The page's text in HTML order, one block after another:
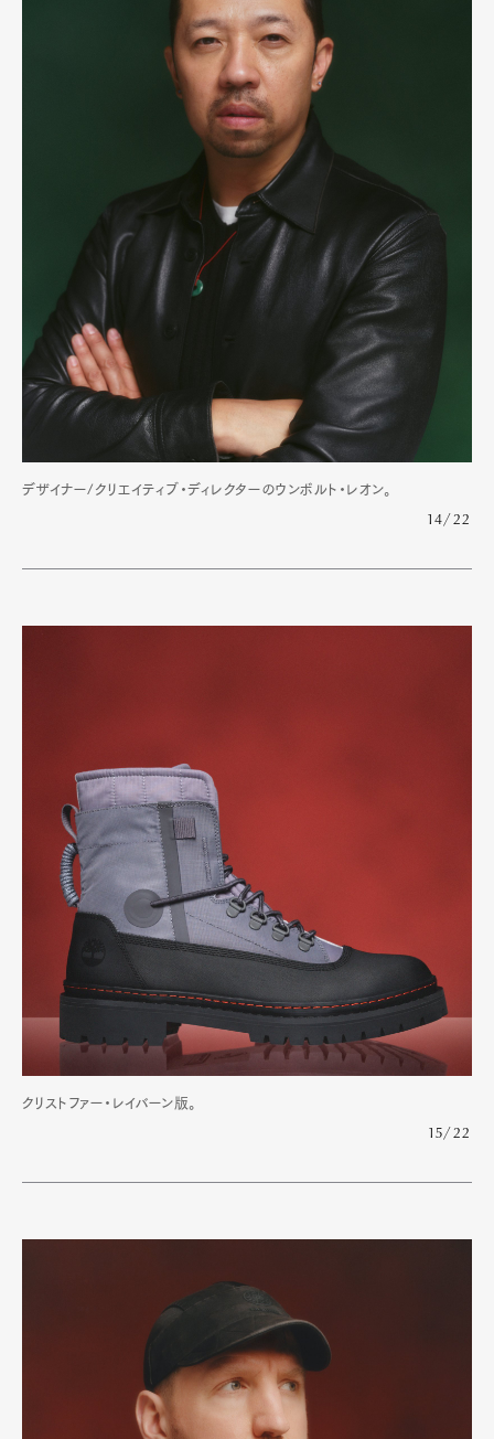
デザイナー/クリエイティブ・ディレクターのウンボルト・レオン。
14/22
クリストファー・レイバーン版。
15/22